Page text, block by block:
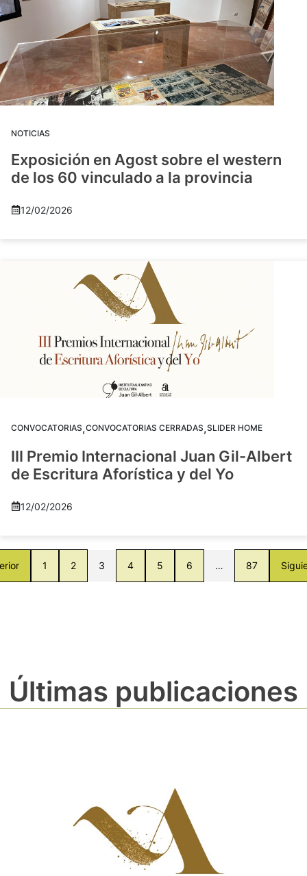
NOTICIAS
Exposición en Agost sobre el western
de los 60 vinculado a la provincia
12/02/2026
CONVOCATORIAS,CONVOCATORIAS CERRADAS,SLIDER HOME
III Premio Internacional Juan Gil-Albert
de Escritura Aforística y del Yo
12/02/2026
1 2 3 4 5 6 … 87
Últimas publicaciones